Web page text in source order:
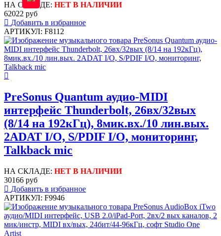
НА СКЛАДЕ: НЕТ В НАЛИЧИИ
62022 руб
Добавить в избранное
АРТИКУЛ: F8112
PreSonus Quantum аудио-MIDI
интерфейс Thunderbolt, 26вх/32вых
(8/14 на 192кГц), 8мик.вх./10 лин.вых.
2ADAT I/O, S/PDIF I/O, мониторинг,
Talkback mic
НА СКЛАДЕ: НЕТ В НАЛИЧИИ
30166 руб
Добавить в избранное
АРТИКУЛ: F9946